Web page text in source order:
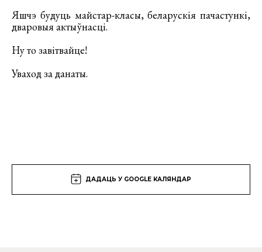
Яшчэ будуць майстар-класы, беларускія пачастункі,
дваровыя актыўнасці.
Ну то завітвайце!
Уваход за данаты.
ДАДАЦЬ У GOOGLE КАЛЯНДАР